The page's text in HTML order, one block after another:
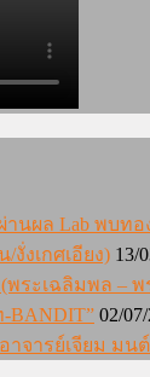
านผล Lab พบท
งั่งเกศเอียง) 13/
ระเฉลิมพล – พ
BANDIT” 02/
าจารย์เจียม ม